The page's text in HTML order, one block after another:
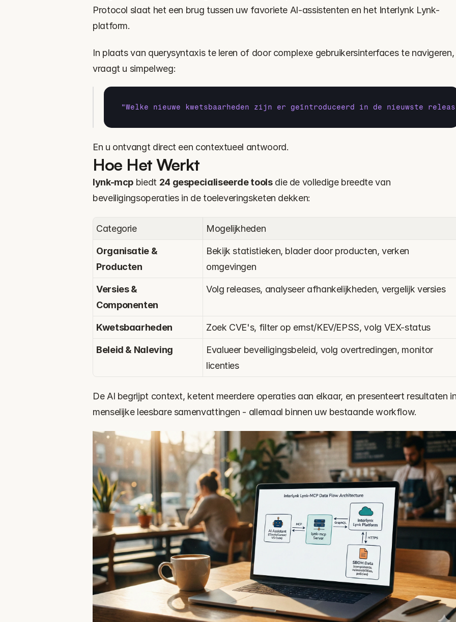
Protocol slaat het een brug tussen uw favoriete AI-assistenten en het Interlynk Lynk-
platform.
In plaats van querysyntaxis te leren of door complexe gebruikersinterfaces te navigeren,
vraagt u simpelweg:
"Welke nieuwe kwetsbaarheden zijn er geïntroduceerd in de nieuwste
En u ontvangt direct een contextueel antwoord.
Hoe Het Werkt
lynk-mcp biedt 24 gespecialiseerde tools die de volledige breedte van
beveiligingsoperaties in de toeleveringsketen dekken:
Categorie Mogelijkheden
Organisatie &
Producten
Bekijk statistieken, blader door producten, verken
omgevingen
Versies &
Componenten
Volg releases, analyseer afhankelijkheden, vergelijk versies
Kwetsbaarheden Zoek CVE's, filter op ernst/KEV/EPSS, volg VEX-status
Beleid & Naleving
Evalueer beveiligingsbeleid, volg overtredingen, monitor
licenties
De AI begrijpt context, ketent meerdere operaties aan elkaar, en presenteert resultaten
menselijke leesbare samenvattingen - allemaal binnen uw bestaande workflow.